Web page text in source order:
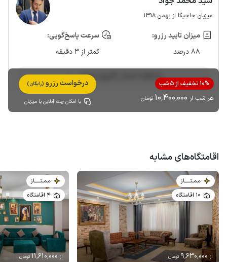
میزبان جاجیگا از بهمن 1398
میزان تایید رزرو:
88 درصد
سرعت پاسخ‌گویی:
کمتر از 3 دقیقه
مشاهده حساب کاربری میزبان
10% تخفیف از 5 شب
هر شب از 10٬400٬000 تومان
درخواست رزرو (رایگان)
با امکان چت آنلاین با میزبان
اقامتگاه‌های مشابه
مـمـتــــــاز
10 اقامتگاه
از 9٬630٬000 تومان
مـمـتــــــاز
4 اقامتگاه
از 11٬610٬000 تومان